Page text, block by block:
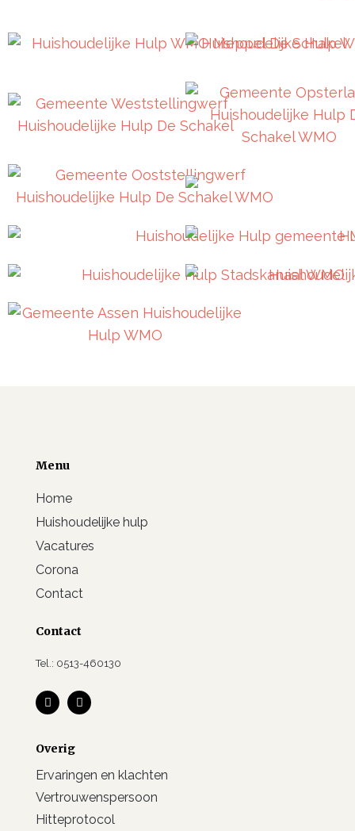
Menu
Home
Huishoudelijke hulp
Vacatures
Corona
Contact
Contact
Tel.: 0513-460130
Overig
Ervaringen en klachten
Vertrouwenspersoon
Hitteprotocol